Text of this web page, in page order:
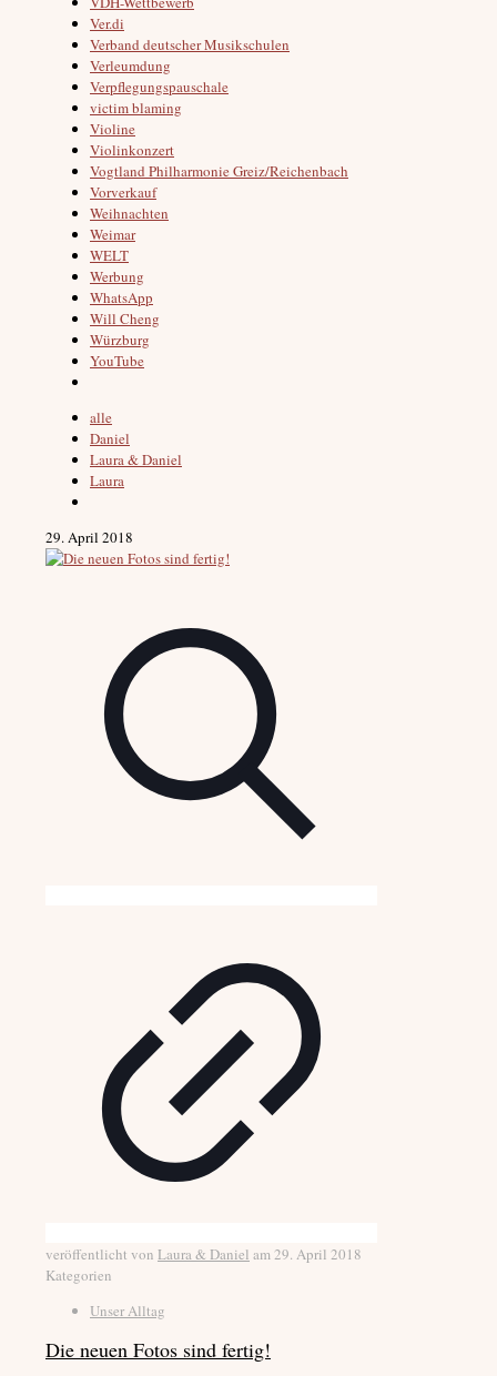
Ver.di
Verband deutscher Musikschulen
Verleumdung
Verpflegungspauschale
victim blaming
Violine
Violinkonzert
Vogtland Philharmonie Greiz/Reichenbach
Vorverkauf
Weihnachten
Weimar
WELT
Werbung
WhatsApp
Will Cheng
Würzburg
YouTube
alle
Daniel
Laura & Daniel
Laura
29. April 2018
veröffentlicht von Laura & Daniel am29. April 2018
Kategorien
Unser Alltag
Die neuen Fotos sind fertig!